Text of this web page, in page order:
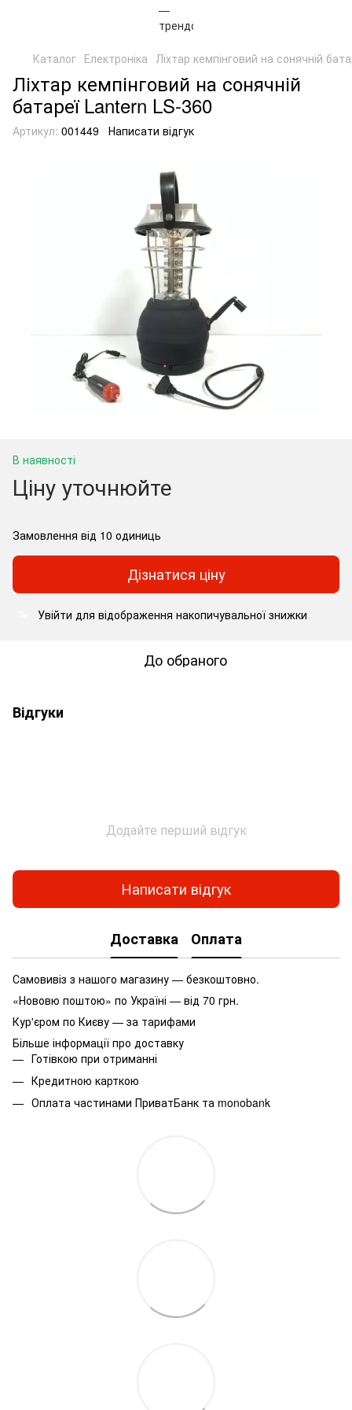
Каталог Електроніка Ліхтар кемпінговий на сонячній
Ліхтар кемпінговий на сонячній
батареї Lantern LS-360
Артикул: 001449 Написати відгук
В наявності
Ціну уточнюйте
Замовлення від 10 одиниць
Дізнатися ціну
Увійти для відображення накопичувальної знижки
До обраного
Відгуки
Додайте перший відгук
Написати відгук
Доставка Оплата
Самовивіз з нашого магазину — безкоштовно.
«Нововю поштою» по Україні — від 70 грн.
Кур'єром по Києву — за тарифами
Більше інформації про доставку
Готівкою при отриманні
Кредитною карткою
Оплата частинами ПриватБанк та monobank